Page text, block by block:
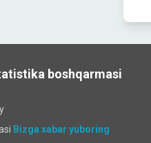
boshqarmasi
Bizga xabar yuboring